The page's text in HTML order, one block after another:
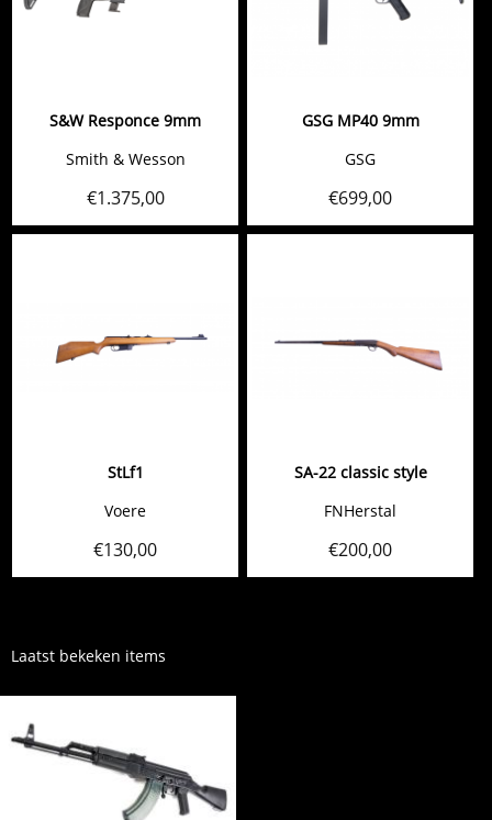
S&W Responce 9mm
Smith & Wesson
€1.375,00
GSG MP40 9mm
GSG
€699,00
StLf1
Voere
€130,00
SA-22 classic style
FNHerstal
€200,00
Laatst bekeken items